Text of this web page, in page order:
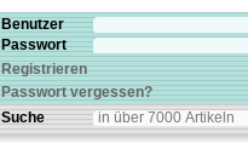
Benutzer
Passwort
Registrieren
Passwort vergessen?
Suche